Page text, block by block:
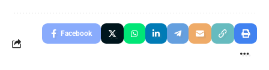
Facebook